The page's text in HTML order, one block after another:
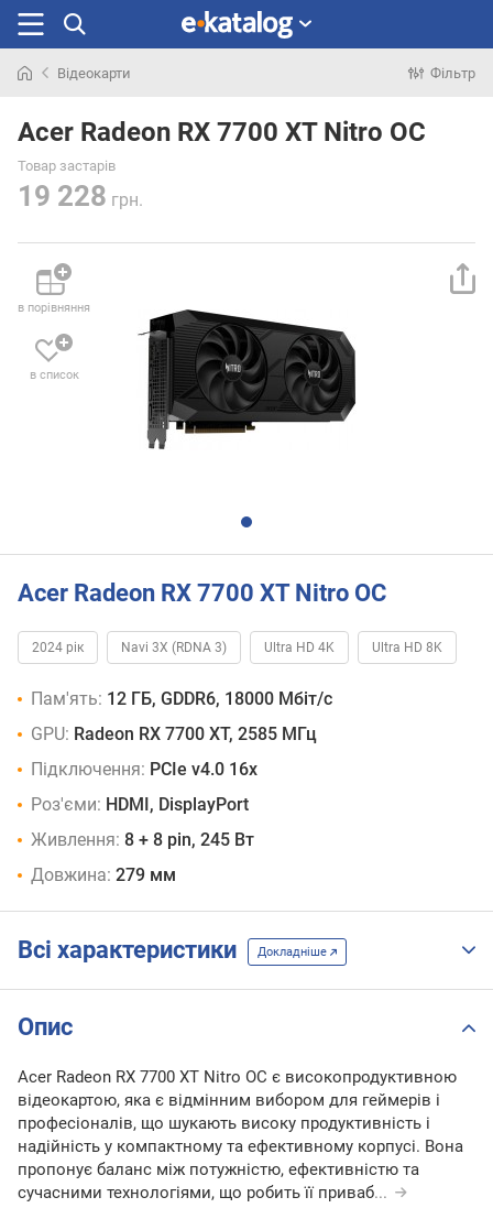
раніше
Відеокарти Фільтр
Acer Radeon RX 7700 XT Nitro OC
Товар застарів
19 228 грн.
в порівняння
в список
Acer Radeon RX 7700 XT Nitro OC
2024 рік Navi 3X (RDNA 3) Ultra HD 4K Ultra HD 8K
Пам'ять: 12 ГБ, GDDR6, 18000 Мбіт/с
GPU: Radeon RX 7700 XT, 2585 МГц
Підключення: PCIe v4.0 16x
Роз'єми: HDMI, DisplayPort
Живлення: 8 + 8 pin, 245 Вт
Довжина: 279 мм
Всі характеристики Докладніше
Опис
Acer Radeon RX 7700 XT Nitro OC є високопродуктивною
відеокартою, яка є відмінним вибором для геймерів і
професіоналів, що шукають високу продуктивність і
надійність у компактному та ефективному корпусі. Вона
пропонує баланс між потужністю, ефективністю та
сучасними технологіями, що робить її приваб...